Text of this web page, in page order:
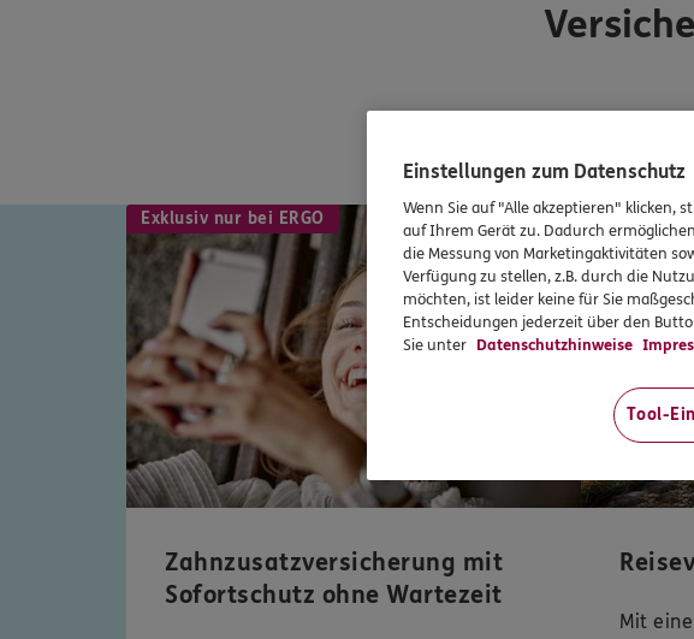
Exklusiv nur bei ERGO
Zahnzusatzversicherung mit
Sofortschutz ohne Wartezeit
Mit
Einstellungen zum Datenschutz
Wenn Sie auf "Alle akzeptieren" klicken,
auf Ihrem Gerät zu. Dadurch
die Messung von Marketingaktivitäten
Verfügung zu stellen, z.B. durch die
möchten, ist leider keine für Sie
Entscheidungen jederzeit über den
Sie unter Datenschutzhinweise
Tool-